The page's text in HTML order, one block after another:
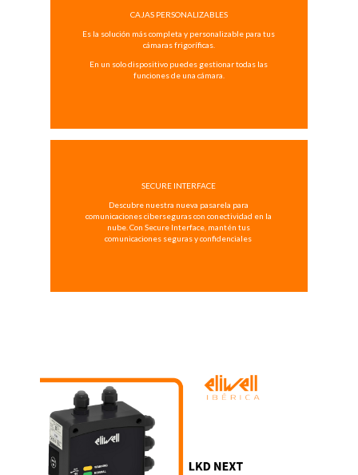
CAJAS PERSONALIZABLES
Es la solución más completa y personalizable para tus
cámaras frigoríficas.
En un solo dispositivo puedes gestionar todas las
funciones de una cámara.
SECURE INTERFACE
Descubre nuestra nueva pasarela para
comunicaciones ciberseguras con conectividad en la
nube. Con Secure Interface, mantén tus
comunicaciones seguras y confidenciales